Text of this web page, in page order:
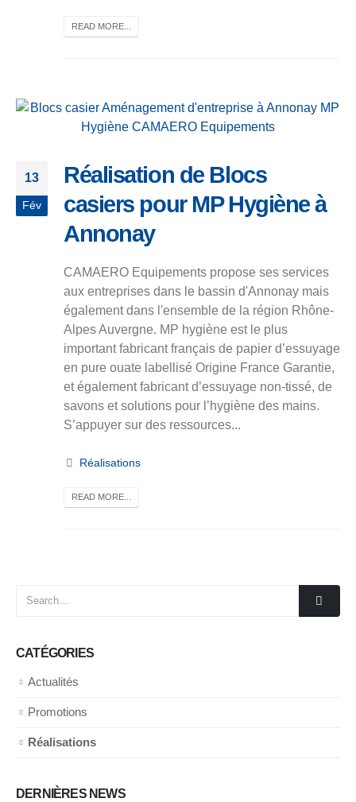
READ MORE...
13
Fév
Réalisation de Blocs
casiers pour MP Hygiène à
Annonay
CAMAERO Equipements propose ses services
aux entreprises dans le bassin d'Annonay mais
également dans l'ensemble de la région Rhône-
Alpes Auvergne. MP hygiène est le plus
important fabricant français de papier d’essuyage
en pure ouate labellisé Origine France Garantie,
et également fabricant d’essuyage non-tissé, de
savons et solutions pour l’hygiène des mains.
S’appuyer sur des ressources...
Réalisations
READ MORE...
CATÉGORIES
Actualités
Promotions
Réalisations
DERNIÈRES NEWS